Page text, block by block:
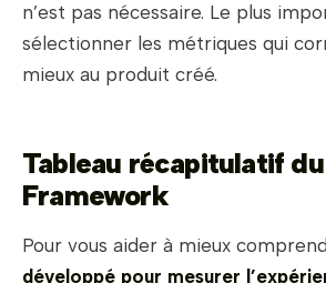
n’est pas nécessaire. Le plus
sélectionner les métriques qui
mieux au produit créé.
Tableau récapitulatif
Framework
Pour vous aider à mieux
développé pour mesurer